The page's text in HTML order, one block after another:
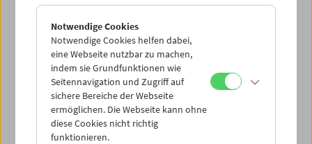
Notwendige Cookies
Notwendige Cookies helfen dabei,
eine Webseite nutzbar zu machen,
indem sie Grundfunktionen wie
Seitennavigation und Zugriff auf
sichere Bereiche der Webseite
ermöglichen. Die Webseite kann ohne
diese Cookies nicht richtig
funktionieren.